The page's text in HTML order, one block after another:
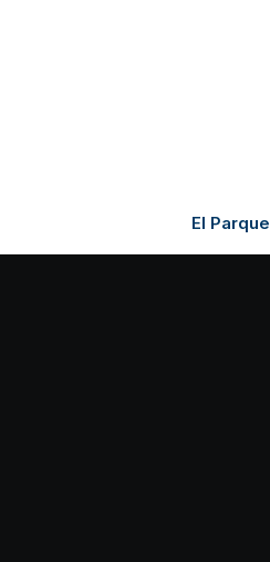
El Parque